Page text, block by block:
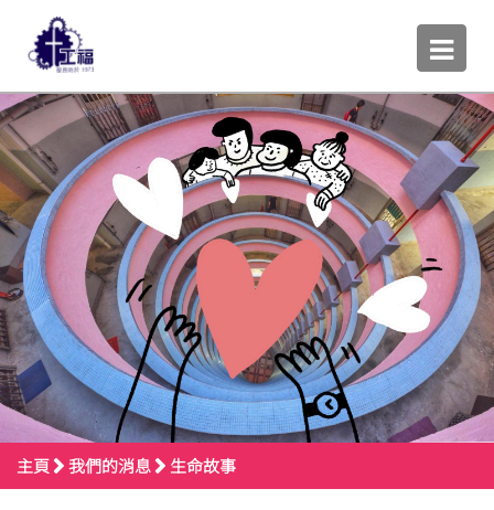
主頁 我們的消息 生命故事